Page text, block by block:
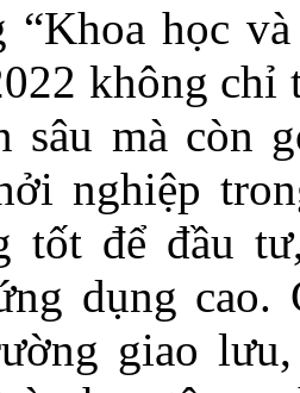
“Khoa học
không chỉ
sâu mà còn
nghiệp
tốt để đầu
dụng
giao